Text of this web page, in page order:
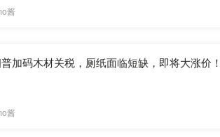
酱
加码木材关税，厕纸面临短缺，即将大涨价
酱